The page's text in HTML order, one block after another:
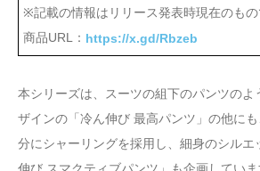
※記載の情報はリリース発表時現在のもの
商品URL： https://x.gd/Rbzeb
本シリーズは、スーツの組下のパンツのよ
ザインの「冷ん伸び 最高パンツ」の他に
分にシャーリングを採用し、細身のシルエ
伸び スマクティブパンツ」も企画してい